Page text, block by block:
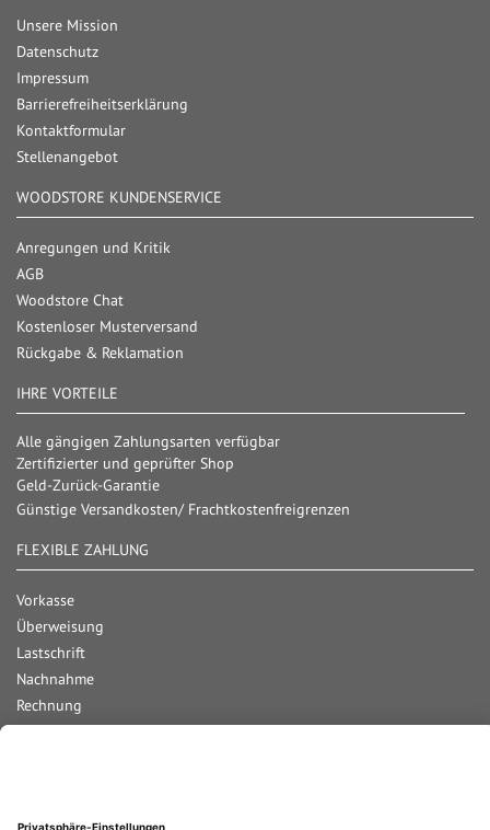
Unsere Mission
Datenschutz
Impressum
Barrierefreiheitserklärung
Kontaktformular
Stellenangebot
WOODSTORE KUNDENSERVICE
Anregungen und Kritik
AGB
Woodstore Chat
Kostenloser Musterversand
Rückgabe & Reklamation
IHRE VORTEILE
Alle gängigen Zahlungsarten verfügbar
Zertifizierter und geprüfter Shop
Geld-Zurück-Garantie
Günstige Versandkosten/ Frachtkostenfreigrenzen
FLEXIBLE ZAHLUNG
Vorkasse
Überweisung
Lastschrift
Nachnahme
Rechnung
Kreditkarte